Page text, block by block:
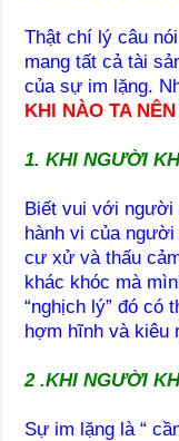
Thật chí lý câu
mang tất cả tài
của sự im lặng.
KHI NÀO TA
1. KHI NGƯỜI
Biết vui với
hành vi của
cư xử và thấu
khác khóc mà
“nghịch lý” đó có
hợm hĩnh và kiêu
2 .KHI NGƯỜI
Sự im lặng là “